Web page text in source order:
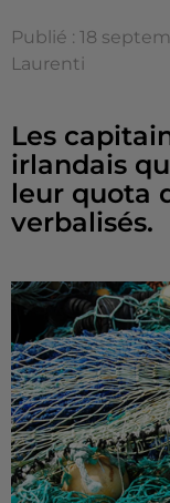
Publié : 18
Laurenti
Les
irlandais
leur quota
verbalisés.